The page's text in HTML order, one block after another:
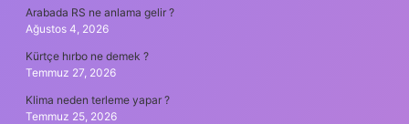
Arabada RS ne anlama gelir ?
Ağustos 4, 2026
Kürtçe hırbo ne demek ?
Temmuz 27, 2026
Klima neden terleme yapar ?
Temmuz 25, 2026